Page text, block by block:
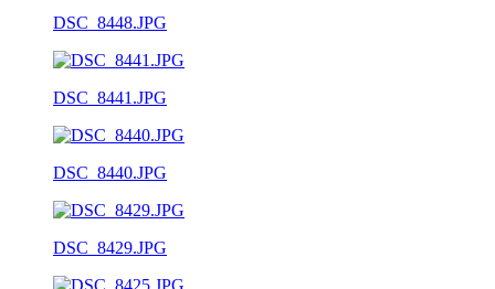
DSC_8448.JPG
DSC_8441.JPG
DSC_8440.JPG
DSC_8429.JPG